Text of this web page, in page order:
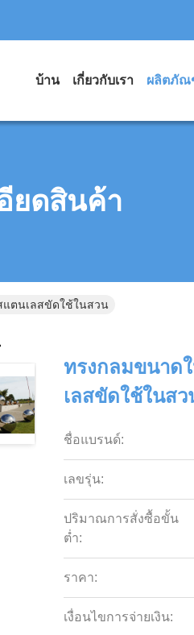
บ้าน เกี่ยวกับเรา ผลิตภั
ยดสินค้า
แตนเลสขัดใช้ในสวน
ทรงกลมขนาด
เลสขัดใช้ในสว
ชื่อแบรนด์:
เลขรุ่น:
ปริมาณการสั่งซื้อขั้น
ต่ำ:
ราคา:
เงื่อนไขการจ่ายเงิน: